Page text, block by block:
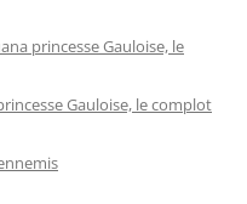
princesse Gauloise, le
Gauloise, le complot